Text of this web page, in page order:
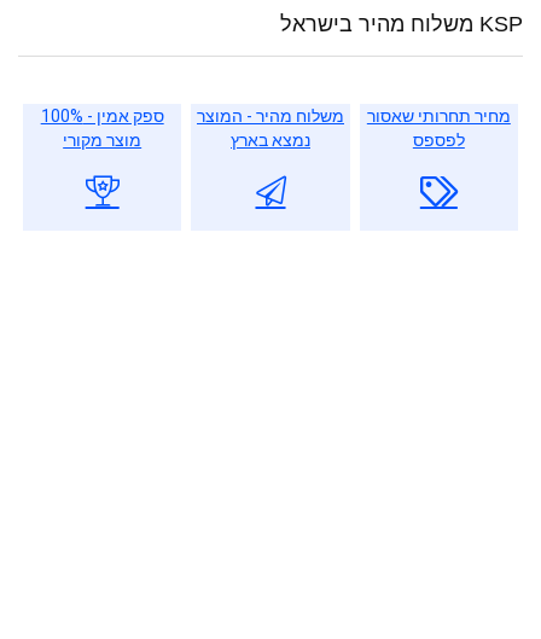
KSP משלוח מהיר בישראל
מחיר תחרותי שאסור
לפספס
משלוח מהיר - המוצר
נמצא בארץ
ספק אמין - 100%
מוצר מקורי